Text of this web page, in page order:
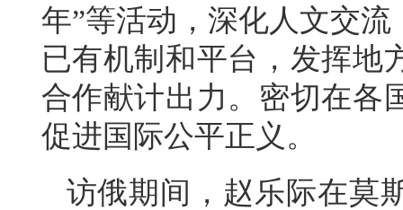
年”等活动，深化人文交
已有机制和平台，发挥地
合作献计出力。密切在各
促进国际公平正义。
访俄期间，赵乐际在莫